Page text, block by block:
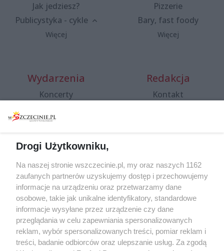
Jak jedziesz?
Publicystyka - cykle
Więcej
Pizzerie
Bary, fast foody
Więcej
Wydarzenia
Koncerty
Spacery i oprowadzania
targi
Wernisaże
Więcej
Redakcja
Kontakt
Specjalny koncert z okazji
20. urodzin portalu
wSzczecinie.pl
Regulamin konkursów
śniadaniówka "Hej
Szczecin! Jest piątek!"
Drogi Użytkowniku,
Na naszej stronie wszczecinie.pl, my oraz naszych 1162
zaufanych partnerów uzyskujemy dostęp i przechowujemy
informacje na urządzeniu oraz przetwarzamy dane
osobowe, takie jak unikalne identyfikatory, standardowe
informacje wysyłane przez urządzenie czy dane
przeglądania w celu zapewniania spersonalizowanych
reklam, wybór spersonalizowanych treści, pomiar reklam i
treści, badanie odbiorców oraz ulepszanie usług. Za zgodą